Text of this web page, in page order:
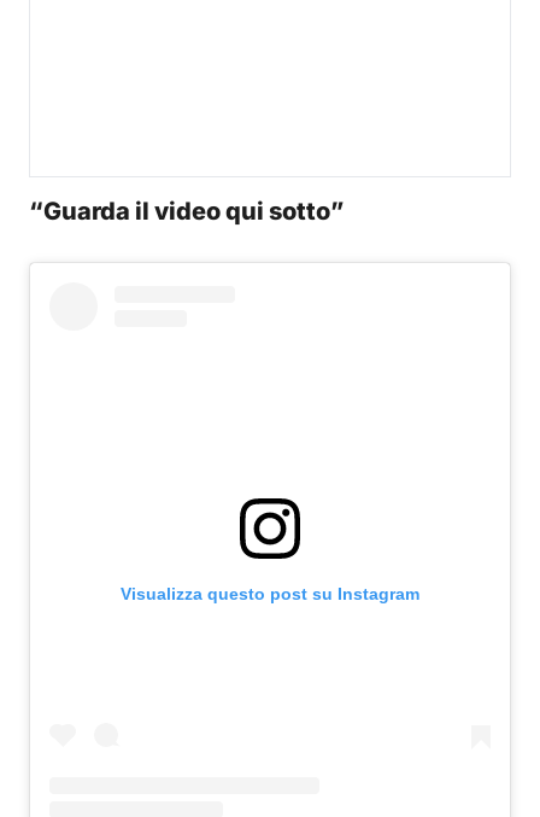
“Guarda il video qui sotto”
Visualizza questo post su Instagram